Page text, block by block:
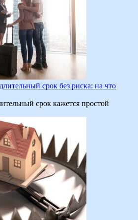
срок без риска: на что
срок кажется простой